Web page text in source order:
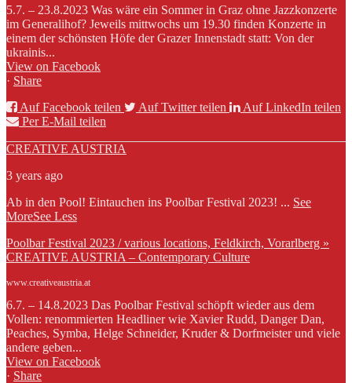
5.7. – 23.8.2023 Was wäre ein Sommer in Graz ohne Jazzkonzerte
im Generalihof? Jeweils mittwochs um 19.30 finden Konzerte in
einem der schönsten Höfe der Grazer Innenstadt statt: Von der
ukrainis...
View on Facebook
· Share
Auf Facebook teilen
Auf Twitter teilen
Auf LinkedIn teilen
Per E-Mail teilen
CREATIVE AUSTRIA
3 years ago
Ab in den Pool! Eintauchen ins Poolbar Festival 2023! ... See
MoreSee Less
Poolbar Festival 2023 / various locations, Feldkirch, Vorarlberg »
CREATIVE AUSTRIA – Contemporary Culture
www.creativeaustria.at
6.7. – 14.8.2023 Das Poolbar Festival schöpft wieder aus dem
Vollen: renommierten Headliner wie Xavier Rudd, Danger Dan,
Peaches, Symba, Helge Schneider, Kruder & Dorfmeister und viele
andere geben...
View on Facebook
· Share